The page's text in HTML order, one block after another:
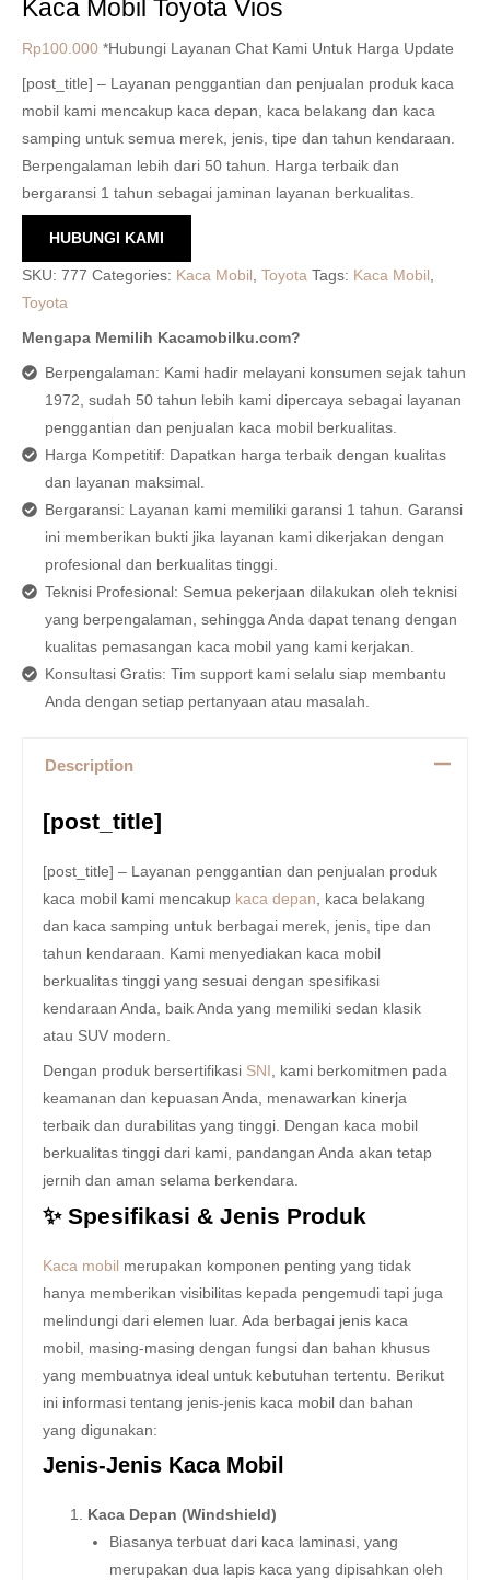
Kaca Mobil Toyota Vios
Rp100.000 *Hubungi Layanan Chat Kami Untuk Harga Update
[post_title] – Layanan penggantian dan penjualan produk kaca
mobil kami mencakup kaca depan, kaca belakang dan kaca
samping untuk semua merek, jenis, tipe dan tahun kendaraan.
Berpengalaman lebih dari 50 tahun. Harga terbaik dan
bergaransi 1 tahun sebagai jaminan layanan berkualitas.
HUBUNGI KAMI
SKU: 777 Categories: Kaca Mobil , Toyota Tags: Kaca Mobil ,
Toyota
Mengapa Memilih Kacamobilku.com?
Berpengalaman: Kami hadir melayani konsumen sejak tahun
1972, sudah 50 tahun lebih kami dipercaya sebagai layanan
penggantian dan penjualan kaca mobil berkualitas.
Harga Kompetitif: Dapatkan harga terbaik dengan kualitas
dan layanan maksimal.
Bergaransi: Layanan kami memiliki garansi 1 tahun. Garansi
ini memberikan bukti jika layanan kami dikerjakan dengan
profesional dan berkualitas tinggi.
Teknisi Profesional: Semua pekerjaan dilakukan oleh teknisi
yang berpengalaman, sehingga Anda dapat tenang dengan
kualitas pemasangan kaca mobil yang kami kerjakan.
Konsultasi Gratis: Tim support kami selalu siap membantu
Anda dengan setiap pertanyaan atau masalah.
Description
[post_title]
[post_title] – Layanan penggantian dan penjualan produk
kaca mobil kami mencakup kaca depan , kaca belakang
dan kaca samping untuk berbagai merek, jenis, tipe dan
tahun kendaraan. Kami menyediakan kaca mobil
berkualitas tinggi yang sesuai dengan spesifikasi
kendaraan Anda, baik Anda yang memiliki sedan klasik
atau SUV modern.
Dengan produk bersertifikasi SNI
, kami berkomitmen pada
keamanan dan kepuasan Anda, menawarkan kinerja
terbaik dan durabilitas yang tinggi. Dengan kaca mobil
berkualitas tinggi dari kami, pandangan Anda akan tetap
jernih dan aman selama berkendara.
✨ Spesifikasi & Jenis Produk
Kaca mobil merupakan komponen penting yang tidak
hanya memberikan visibilitas kepada pengemudi tapi juga
melindungi dari elemen luar. Ada berbagai jenis kaca
mobil, masing-masing dengan fungsi dan bahan khusus
yang membuatnya ideal untuk kebutuhan tertentu. Berikut
ini informasi tentang jenis-jenis kaca mobil dan bahan
yang digunakan:
Jenis-Jenis Kaca Mobil
Kaca Depan (Windshield)
Biasanya terbuat dari kaca laminasi, yang
merupakan dua lapis kaca yang dipisahkan oleh